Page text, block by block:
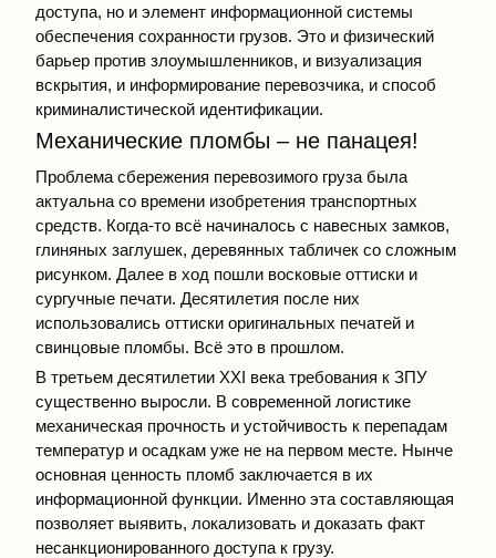
доступа, но и элемент информационной системы
обеспечения сохранности грузов. Это и физический
барьер против злоумышленников, и визуализация
вскрытия, и информирование перевозчика, и способ
криминалистической идентификации.
Механические пломбы – не панацея!
Проблема сбережения перевозимого груза была
актуальна со времени изобретения транспортных
средств. Когда-то всё начиналось с навесных замков,
глиняных заглушек, деревянных табличек со сложным
рисунком. Далее в ход пошли восковые оттиски и
сургучные печати. Десятилетия после них
использовались оттиски оригинальных печатей и
свинцовые пломбы. Всё это в прошлом.
В третьем десятилетии XXI века требования к ЗПУ
существенно выросли. В современной логистике
механическая прочность и устойчивость к перепадам
температур и осадкам уже не на первом месте. Нынче
основная ценность пломб заключается в их
информационной функции. Именно эта составляющая
позволяет выявить, локализовать и доказать факт
несанкционированного доступа к грузу.